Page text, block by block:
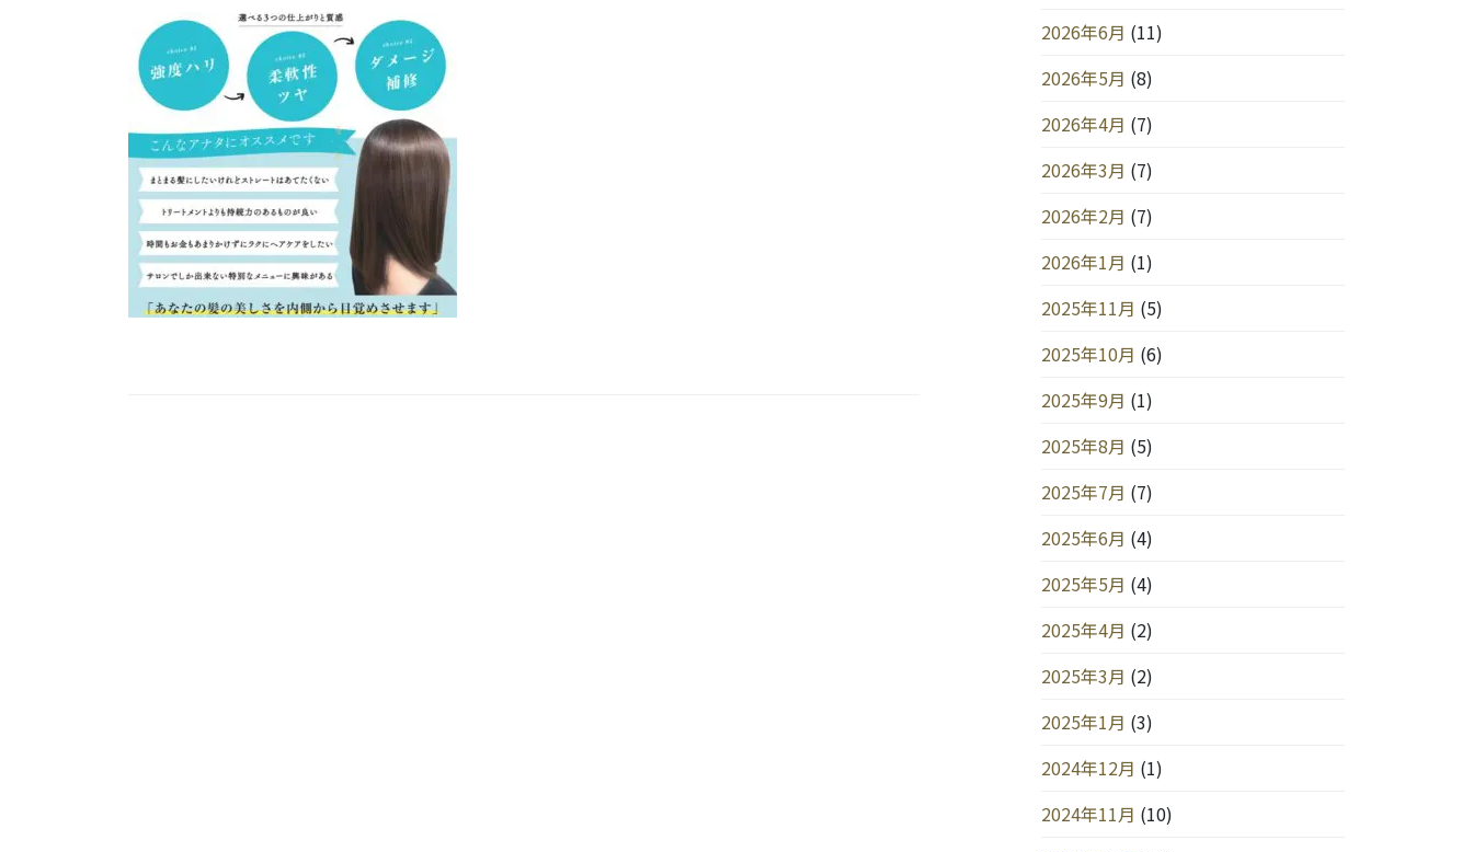
2026年6月 (11)
2026年5月 (8)
2026年4月 (7)
2026年3月 (7)
2026年2月 (7)
2026年1月 (1)
2025年11月 (5)
2025年10月 (6)
2025年9月 (1)
2025年8月 (5)
2025年7月 (7)
2025年6月 (4)
2025年5月 (4)
2025年4月 (2)
2025年3月 (2)
2025年1月 (3)
2024年12月 (1)
2024年11月 (10)